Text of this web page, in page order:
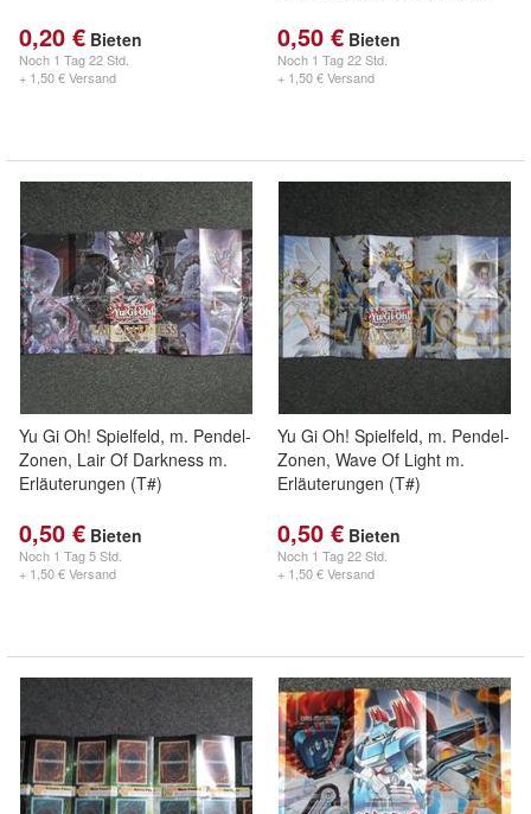
0,20 € Bieten
Noch 1 Tag 22 Std.
+ 1,50 € Versand
0,50 € Bieten
Noch 1 Tag 22 Std.
+ 1,50 € Versand
Yu Gi Oh! Spielfeld, m. Pendel-
Zonen, Lair Of Darkness m.
Erläuterungen (T#)
0,50 € Bieten
Noch 1 Tag 5 Std.
+ 1,50 € Versand
Yu Gi Oh! Spielfeld, m. Pendel-
Zonen, Wave Of Light m.
Erläuterungen (T#)
0,50 € Bieten
Noch 1 Tag 22 Std.
+ 1,50 € Versand